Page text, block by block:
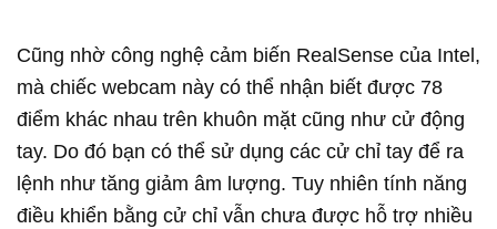
Cũng nhờ công nghệ cảm biến RealSense của Intel,
mà chiếc webcam này có thể nhận biết được 78
điểm khác nhau trên khuôn mặt cũng như cử động
tay. Do đó bạn có thể sử dụng các cử chỉ tay để ra
lệnh như tăng giảm âm lượng. Tuy nhiên tính năng
điều khiển bằng cử chỉ vẫn chưa được hỗ trợ nhiều